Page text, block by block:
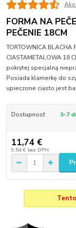
FORMA NA
PEČENIE 18CM
TORTOWNICA BLACHA
CIASTAMETALOWA 18
pokrytej specjalną
Posiada klamerkę do
upieczone ciasto jest
Dostupnosť 3-7
11,74 €
9,54 € bez DPH